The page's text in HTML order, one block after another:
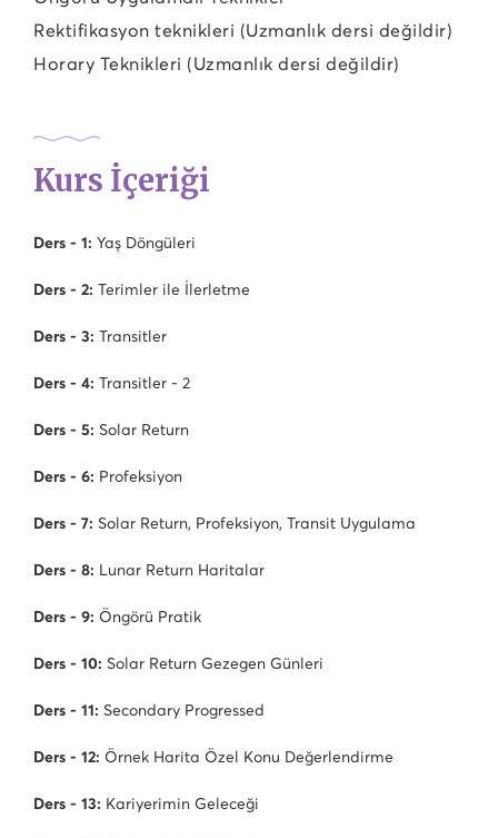
Rektifikasyon teknikleri (Uzmanlık dersi değildir)
Horary Teknikleri (Uzmanlık dersi değildir)
Kurs İçeriği
Ders - 1: Yaş Döngüleri
Ders - 2: Terimler ile İlerletme
Ders - 3: Transitler
Ders - 4: Transitler - 2
Ders - 5: Solar Return
Ders - 6: Profeksiyon
Ders - 7: Solar Return, Profeksiyon, Transit Uygulama
Ders - 8: Lunar Return Haritalar
Ders - 9: Öngörü Pratik
Ders - 10: Solar Return Gezegen Günleri
Ders - 11: Secondary Progressed
Ders - 12: Örnek Harita Özel Konu Değerlendirme
Ders - 13: Kariyerimin Geleceği